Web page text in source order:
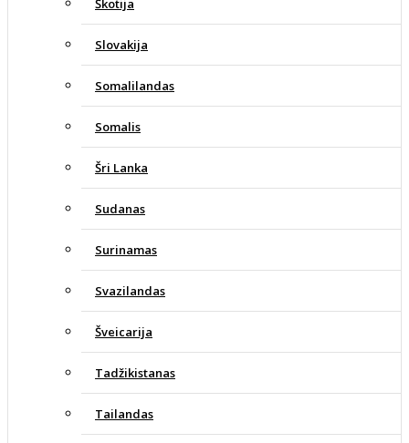
Škotija
Slovakija
Somalilandas
Somalis
Šri Lanka
Sudanas
Surinamas
Svazilandas
Šveicarija
Tadžikistanas
Tailandas